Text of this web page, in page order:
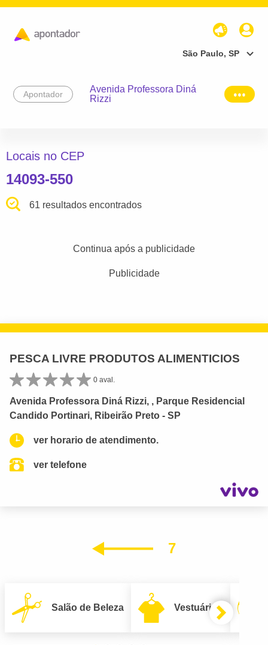
São Paulo, SP
Apontador
Avenida Professora Diná
Rizzi
Locais no CEP
14093-550
61 resultados encontrados
Continua após a publicidade
Publicidade
PESCA LIVRE PRODUTOS ALIMENTICIOS
0 aval.
Avenida Professora Diná Rizzi, , Parque Residencial
Candido Portinari, Ribeirão Preto - SP
ver horario de atendimento.
ver telefone
7
Salão de Beleza Vestuário